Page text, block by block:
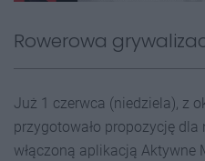
Rowerowa
Już 1 czerwca (niedziela), z
przygotowało propozycję
włączoną aplikacją